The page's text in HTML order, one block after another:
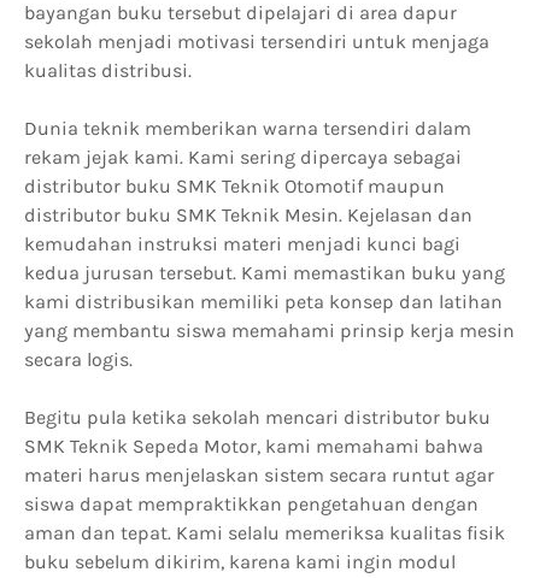
bayangan buku tersebut dipelajari di area dapur
sekolah menjadi motivasi tersendiri untuk menjaga
kualitas distribusi.
Dunia teknik memberikan warna tersendiri dalam
rekam jejak kami. Kami sering dipercaya sebagai
distributor buku SMK Teknik Otomotif maupun
distributor buku SMK Teknik Mesin. Kejelasan dan
kemudahan instruksi materi menjadi kunci bagi
kedua jurusan tersebut. Kami memastikan buku yang
kami distribusikan memiliki peta konsep dan latihan
yang membantu siswa memahami prinsip kerja mesin
secara logis.
Begitu pula ketika sekolah mencari distributor buku
SMK Teknik Sepeda Motor, kami memahami bahwa
materi harus menjelaskan sistem secara runtut agar
siswa dapat mempraktikkan pengetahuan dengan
aman dan tepat. Kami selalu memeriksa kualitas fisik
buku sebelum dikirim, karena kami ingin modul